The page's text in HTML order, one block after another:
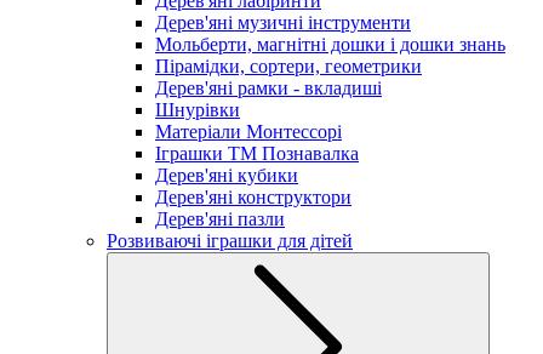
Дерев'яні музичні інструменти
Мольберти, магнітні дошки і дошки знань
Пірамідки, сортери, геометрики
Дерев'яні рамки - вкладиші
Шнурівки
Матеріали Монтессорі
Іграшки ТМ Познавалка
Дерев'яні кубики
Дерев'яні конструктори
Дерев'яні пазли
Розвиваючі іграшки для дітей